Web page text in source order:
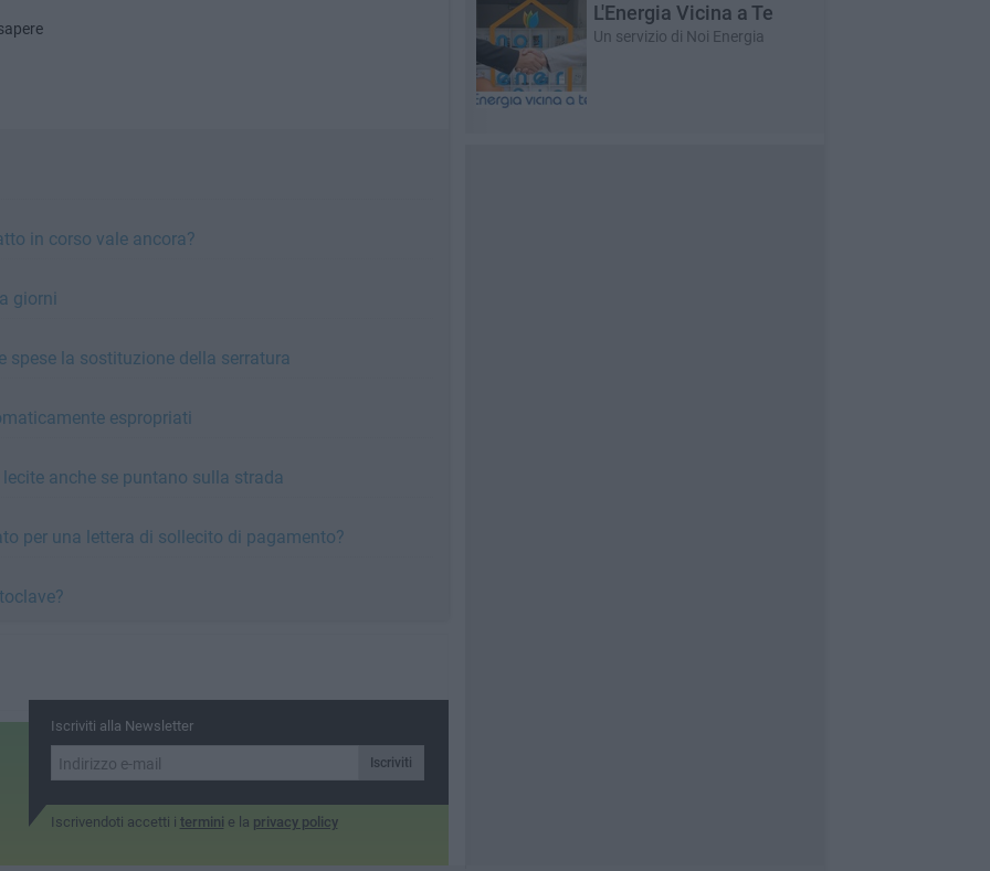
in corso vale ancora?
giorni
spese la sostituzione della serratura
espropriati
anche se puntano sulla strada
per una lettera di sollecito di pagamento?
Iscriviti alla Newsletter
Iscriviti
Iscrivendoti accetti i termini e la privacy policy
L'Energia Vicina a Te
Un servizio di Noi Energia